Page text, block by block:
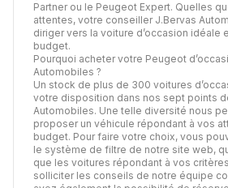
Partner ou le Peugeot Expert. Quelles
attentes, votre conseiller J.Bervas
diriger vers la voiture d’occasion idéale
budget.
Pourquoi acheter votre Peugeot
Automobiles ?
Un stock de plus de 300 voitures
votre disposition dans nos sept points
Automobiles. Une telle diversité nous
proposer un véhicule répondant à vos
budget. Pour faire votre choix, vous
le système de filtre de notre site web,
que les voitures répondant à vos
solliciter les conseils de notre équipe